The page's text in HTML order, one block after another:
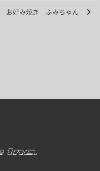
お好み焼き ふみちゃん